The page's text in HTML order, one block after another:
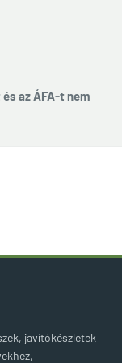
az ÁFA-t nem
javítókészletek